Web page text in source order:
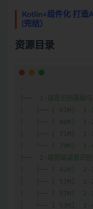
Kotlin+组件化 打造
(完结）
资源目录
.
├──  1-语音识别基础
│   ├── [ 67M]  1-1
│   ├── [ 80M]  1-2
│   ├── [ 71M]  1-3
│   └── [ 79M]  1-4
├──  2-端到端语音识
│   ├── [ 42M]  2-1
│   ├── [ 57M]  2-2
│   ├── [ 57M]  2-3
│   └── [ 53M]  2-4